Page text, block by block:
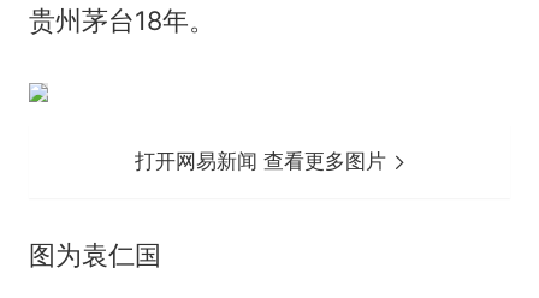
贵州茅台18年。
打开网易新闻 查看更多图片
图为袁仁国